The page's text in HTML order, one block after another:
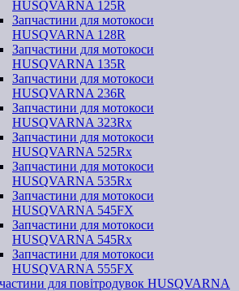
HUSQVARNA 125R
Запчастини для мотокоси
HUSQVARNA 128R
Запчастини для мотокоси
HUSQVARNA 135R
Запчастини для мотокоси
HUSQVARNA 236R
Запчастини для мотокоси
HUSQVARNA 323Rx
Запчастини для мотокоси
HUSQVARNA 525Rx
Запчастини для мотокоси
HUSQVARNA 535Rx
Запчастини для мотокоси
HUSQVARNA 545FX
Запчастини для мотокоси
HUSQVARNA 545Rx
Запчастини для мотокоси
HUSQVARNA 555FX
для повітродувок HUSQVARNA